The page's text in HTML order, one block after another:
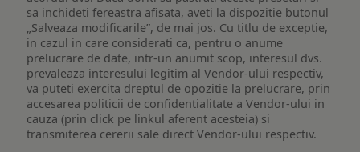
sa inchideti fereastra afisata, aveti la dispozitie butonul
„Salveaza modificarile”, de mai jos. Cu titlu de exceptie,
in cazul in care considerati ca, pentru o anume
prelucrare de date, intr-un anumit scop, interesul dvs.
prevaleaza interesului legitim al Vendor-ului respectiv,
va puteti exercita dreptul de opozitie la prelucrare, prin
accesarea politicii de confidentialitate a Vendor-ului in
cauza (prin click pe linkul aferent acesteia) si
transmiterea cererii sale direct Vendor-ului respectiv.